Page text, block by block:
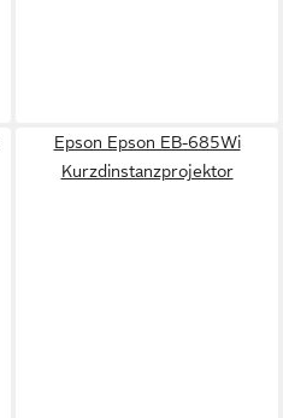
Epson Epson EB-685Wi
Kurzdinstanzprojektor